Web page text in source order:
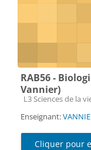
RAB56 -
Vannier)
Catégorie de cours
L3 Sciences de la
Enseignant:
Cliquer pour